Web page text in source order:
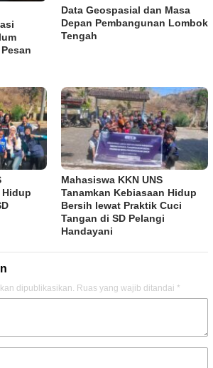
Data Geospasial dan Masa
Depan Pembangunan Lombok
Tengah
Hidup
Mahasiswa KKN UNS
Tanamkan Kebiasaan Hidup
Bersih lewat Praktik Cuci
Tangan di SD Pelangi
Handayani
dipublikasikan. Ruas yang wajib ditandai *